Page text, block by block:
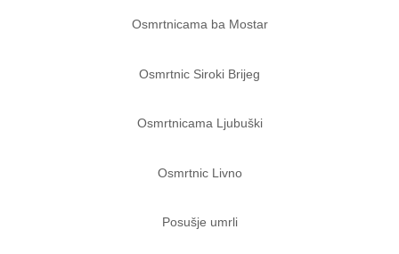
Osmrtnicama ba Mostar
Osmrtnic Siroki Brijeg
Osmrtnicama Ljubuški
Osmrtnic Livno
Posušje umrli